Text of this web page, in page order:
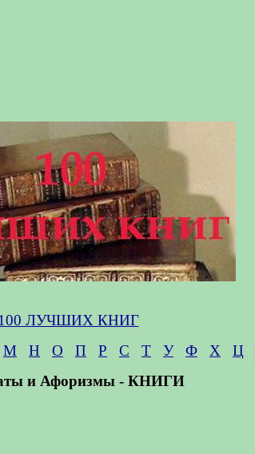
ЛУЧШИХ КНИГ
М Н О П Р С Т У Ф Х Ц
и Афоризмы - КНИГИ